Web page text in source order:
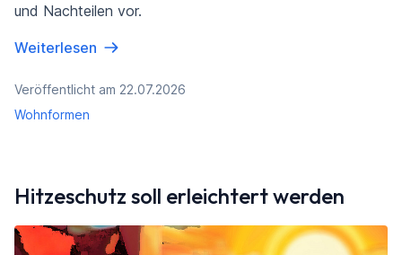
und Nachteilen vor.
Weiterlesen
Veröffentlicht am 22.07.2026
Wohnformen
Hitzeschutz soll erleichtert werden